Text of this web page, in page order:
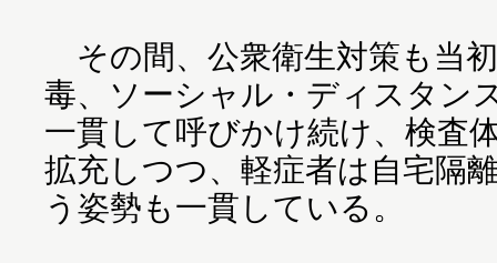
その間、公衆衛生対策も当
毒、ソーシャル・ディスタン
一貫して呼びかけ続け、検査
拡充しつつ、軽症者は自宅隔
う姿勢も一貫している。